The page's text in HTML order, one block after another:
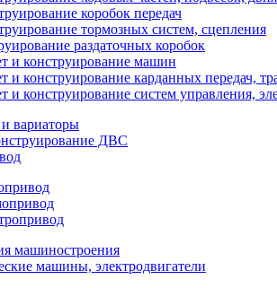
коробок передач
тормозных систем, сцепления
раздаточных коробок
и конструирование машин
и конструирование карданных передач,
и конструирование систем управления,
вариаторы
ДВС
машиностроения
машины, электродвигатели